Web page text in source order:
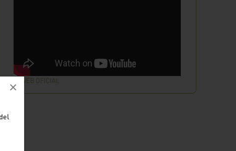
× WEB OFICIAL